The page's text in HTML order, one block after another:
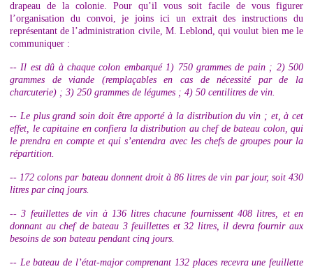
drapeau de la colonie. Pour qu’il vous soit facile de vous figurer
l’organisation du convoi, je joins ici un extrait des instructions du
représentant de l’administration civile, M. Leblond, qui voulut bien me le
communiquer :
-- Il est dû à chaque colon embarqué 1) 750 grammes de pain ; 2) 500
grammes de viande (remplaçables en cas de nécessité par de la
charcuterie) ; 3) 250 grammes de légumes ; 4) 50 centilitres de vin.
-- Le plus grand soin doit être apporté à la distribution du vin ; et, à cet
effet, le capitaine en confiera la distribution au chef de bateau colon, qui
le prendra en compte et qui s’entendra avec les chefs de groupes pour la
répartition.
-- 172 colons par bateau donnent droit à 86 litres de vin par jour, soit 430
litres par cinq jours.
-- 3 feuillettes de vin à 136 litres chacune fournissent 408 litres, et en
donnant au chef de bateau 3 feuillettes et 32 litres, il devra fournir aux
besoins de son bateau pendant cinq jours.
-- Le bateau de l’état-major comprenant 132 places recevra une feuillette